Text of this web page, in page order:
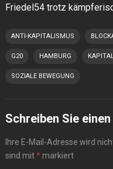
Friedel54 trotz
ANTI-KAPITALISMUS
G20 HAMBURG
SOZIALE BEWEGUNG
Schreiben Sie
Ihre E-Mail-Adresse wird
sind mit*markiert